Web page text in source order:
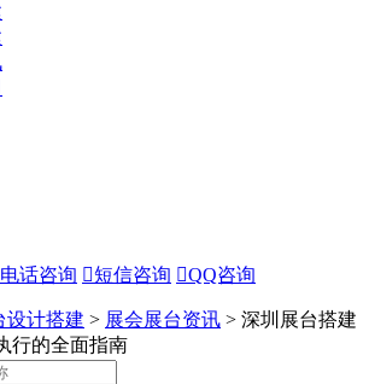
电话咨询 短信咨询 QQ咨询
设计搭建 > 展会展台资讯 > 深圳展台搭建
行的全面指南